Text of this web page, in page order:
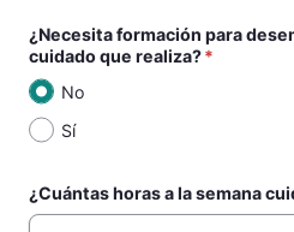
¿Necesita formación para
cuidado que realiza?
No
Sí
¿Cuántas horas a la semana